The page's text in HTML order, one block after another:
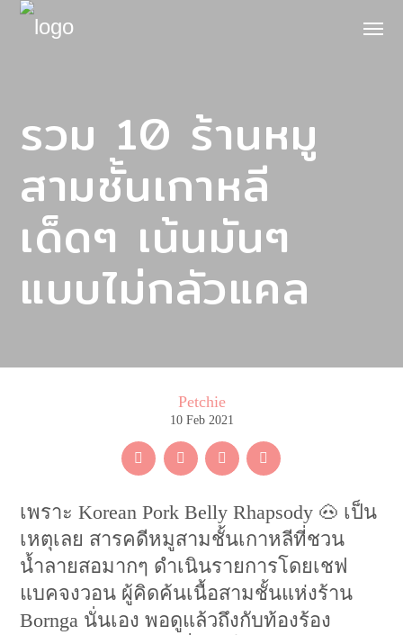
รวม 10 ร้านหมู
สามชั้นเกาหลี
เด็ดๆ เน้นมันๆ
แบบไม่กลัวแคล
Petchie
10 Feb 2021
เพราะ Korean Pork Belly Rhapsody 🐽 เป็น
เหตุเลย สารคดีหมูสามชั้นเกาหลีที่ชวน
น้ำลายสอมากๆ ดำเนินรายการโดยเชฟ
แบคจงวอน ผู้คิดค้นเนื้อสามชั้นแห่งร้าน
Bornga นั่นเอง พอดูแล้วถึงกับท้องร้อง